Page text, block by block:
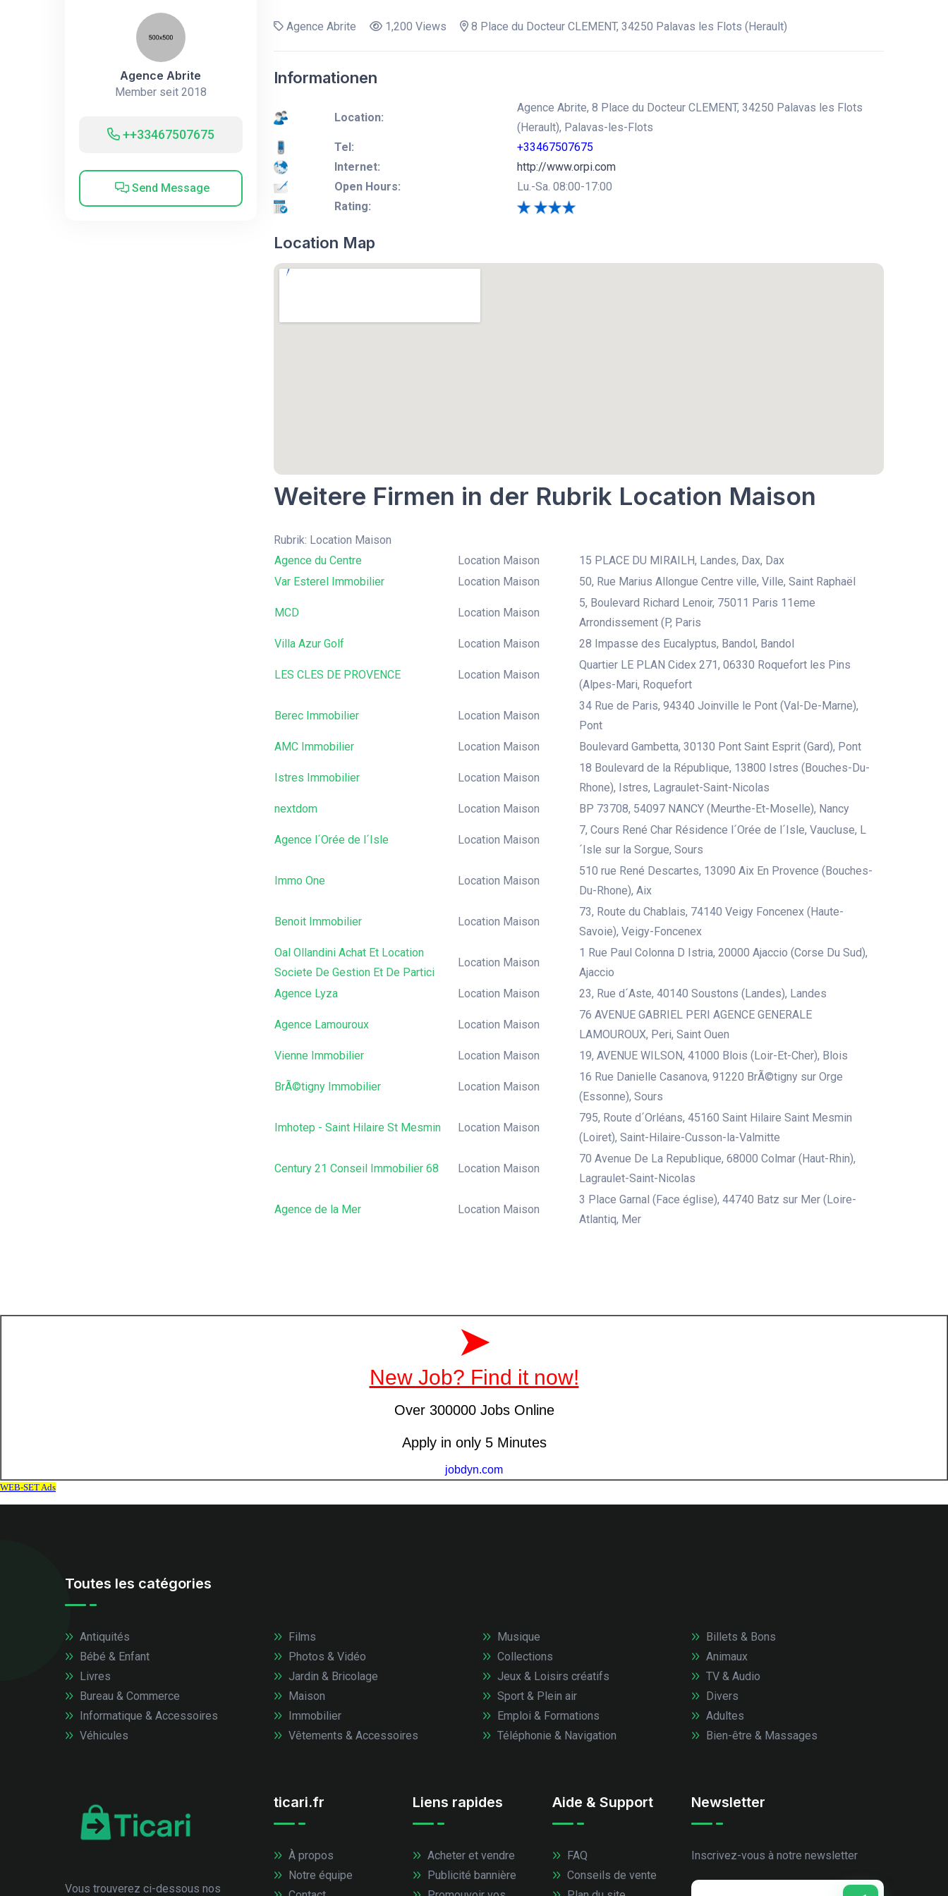
Agence Abrite
Member seit 2018
++33467507675
Send Message
Agence Abrite 1,200 Views 8 Place du Docteur CLEMENT, 34250 Palavas les Flots (Herault)
Informationen
Location:
Agence Abrite, 8 Place du Docteur CLEMENT, 34250 Palavas les Flots
(Herault), Palavas-les-Flots
Tel:
+33467507675
Internet:
http://www.orpi.com
Open Hours:
Lu.-Sa. 08:00-17:00
Rating:
Location Map
Weitere Firmen in der Rubrik Location Maison
Rubrik: Location Maison
Agence du Centre
Location Maison
15 PLACE DU MIRAILH, Landes, Dax, Dax
Var Esterel Immobilier
Location Maison 50, Rue Marius Allongue Centre ville, Ville, Saint Raphaël
MCD Location Maison
5, Boulevard Richard Lenoir, 75011 Paris 11eme
Arrondissement (P, Paris
Villa Azur Golf
Location Maison 28 Impasse des Eucalyptus, Bandol, Bandol
LES CLES DE PROVENCE Location Maison
Quartier LE PLAN Cidex 271, 06330 Roquefort les Pins
(Alpes-Mari, Roquefort
Berec Immobilier Location Maison
34 Rue de Paris, 94340 Joinville le Pont (Val-De-Marne),
Pont
AMC Immobilier
Location Maison Boulevard Gambetta, 30130 Pont Saint Esprit (Gard), Pont
Istres Immobilier Location Maison
18 Boulevard de la République, 13800 Istres (Bouches-Du-
Rhone), Istres, Lagraulet-Saint-Nicolas
nextdom
Location Maison BP 73708, 54097 NANCY (Meurthe-Et-Moselle), Nancy
Agence l´Orée de l´Isle Location Maison
7, Cours René Char Résidence l´Orée de l´Isle, Vaucluse, L
´Isle sur la Sorgue, Sours
Immo One Location Maison
510 rue René Descartes, 13090 Aix En Provence (Bouches-
Du-Rhone), Aix
Benoit Immobilier Location Maison
73, Route du Chablais, 74140 Veigy Foncenex (Haute-
Savoie), Veigy-Foncenex
Oal Ollandini Achat Et Location
Societe De Gestion Et De Partici
Location Maison
1 Rue Paul Colonna D Istria, 20000 Ajaccio (Corse Du Sud),
Ajaccio
Agence Lyza
Location Maison 23, Rue d´Aste, 40140 Soustons (Landes), Landes
Agence Lamouroux Location Maison
76 AVENUE GABRIEL PERI AGENCE GENERALE
LAMOUROUX, Peri, Saint Ouen
Vienne Immobilier
Location Maison 19, AVENUE WILSON, 41000 Blois (Loir-Et-Cher), Blois
BrÃ©tigny Immobilier Location Maison
16 Rue Danielle Casanova, 91220 BrÃ©tigny sur Orge
(Essonne), Sours
Imhotep - Saint Hilaire St Mesmin Location Maison
795, Route d´Orléans, 45160 Saint Hilaire Saint Mesmin
(Loiret), Saint-Hilaire-Cusson-la-Valmitte
Century 21 Conseil Immobilier 68 Location Maison
70 Avenue De La Republique, 68000 Colmar (Haut-Rhin),
Lagraulet-Saint-Nicolas
Agence de la Mer Location Maison
3 Place Garnal (Face église), 44740 Batz sur Mer (Loire-
Atlantiq, Mer
Toutes les catégories
Antiquités
Bébé & Enfant
Livres
Bureau & Commerce
Informatique & Accessoires
Véhicules
Films
Photos & Vidéo
Jardin & Bricolage
Maison
Immobilier
Vêtements & Accessoires
Musique
Collections
Jeux & Loisirs créatifs
Sport & Plein air
Emploi & Formations
Téléphonie & Navigation
Billets & Bons
Animaux
TV & Audio
Divers
Adultes
Bien-être & Massages
Vous trouverez ci-dessous nos
ticari.fr
À propos
Notre équipe
Liens rapides
Acheter et vendre
Publicité bannière
Aide & Support
FAQ
Conseils de vente
Newsletter
Inscrivez-vous à notre newsletter